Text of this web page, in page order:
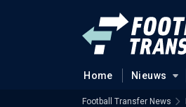
Home Nieuws
Football Transfer News